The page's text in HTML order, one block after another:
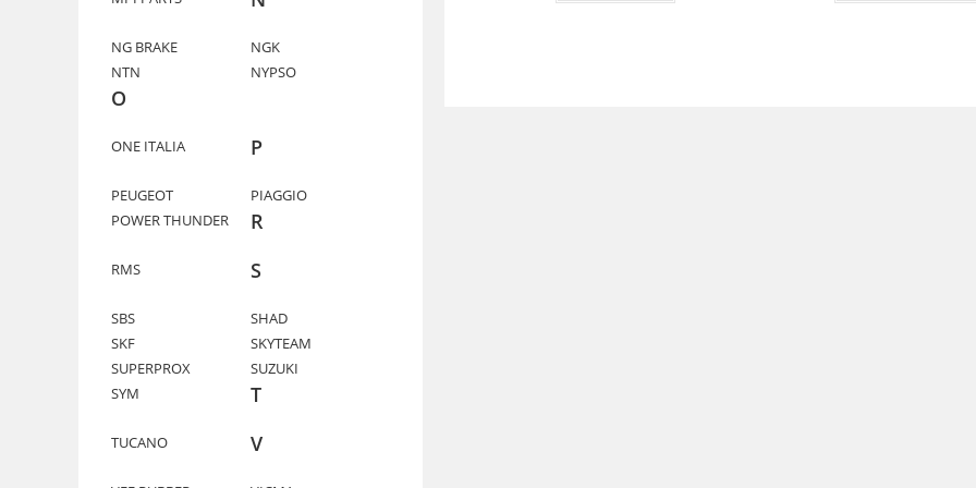
NG BRAKE
NGK
NTN
NYPSO
O
ONE ITALIA P
PEUGEOT
PIAGGIO
POWER THUNDER
R
RMS S
SBS
SHAD
SKF
SKYTEAM
SUPERPROX
SUZUKI
SYM
T
TUCANO V